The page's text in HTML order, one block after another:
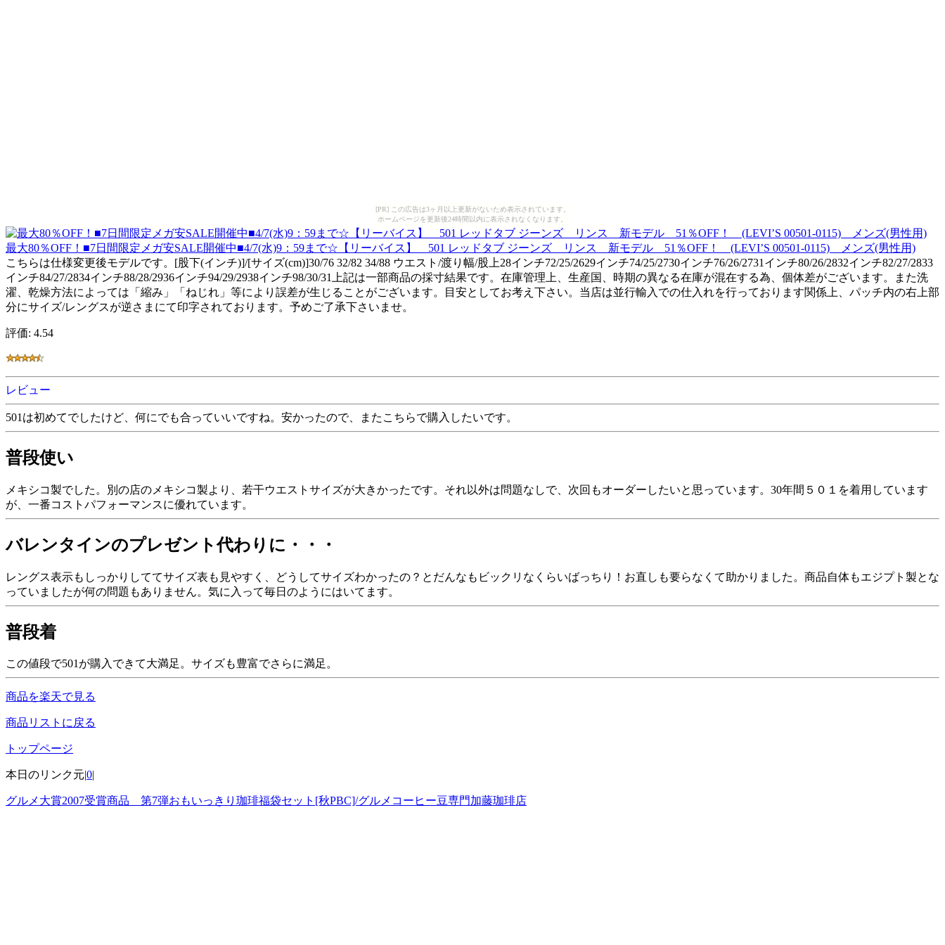
[PR] この広告は3ヶ月以上更新がないため表示されています。
ホームページを更新後24時間以内に表示されなくなります。
最大80％OFF！■7日間限定メガ安SALE開催中■4/7(水)9：59まで☆【リーバイス】 501 レッドタブ ジーンズ リンス 新モデル 51％OFF！ (LEVI’S 00501-0115) メンズ(男性用)
こちらは仕様変更後モデルです。[股下(インチ)]/[サイズ(cm)]30/76 32/82 34/88 ウエスト/渡り幅/股上28インチ72/25/2629インチ74/25/2730インチ76/26/2731インチ80/26/2832インチ82/27/2833
インチ84/27/2834インチ88/28/2936インチ94/29/2938インチ98/30/31上記は一部商品の採寸結果です。在庫管理上、生産国、時期の異なる在庫が混在する為、個体差がございます。また洗
濯、乾燥方法によっては「縮み」「ねじれ」等により誤差が生じることがございます。目安としてお考え下さい。当店は並行輸入での仕入れを行っております関係上、パッチ内の右上部
分にサイズ/レングスが逆さまにて印字されております。予めご了承下さいませ。
評価: 4.54
レビュー
501は初めてでしたけど、何にでも合っていいですね。安かったので、またこちらで購入したいです。
普段使い
メキシコ製でした。別の店のメキシコ製より、若干ウエストサイズが大きかったです。それ以外は問題なしで、次回もオーダーしたいと思っています。30年間５０１を着用しています
が、一番コストパフォーマンスに優れています。
バレンタインのプレゼント代わりに・・・
レングス表示もしっかりしててサイズ表も見やすく、どうしてサイズわかったの？とだんなもビックリなくらいばっちり！お直しも要らなくて助かりました。商品自体もエジプト製とな
っていましたが何の問題もありません。気に入って毎日のようにはいてます。
普段着
この値段で501が購入できて大満足。サイズも豊富でさらに満足。
商品を楽天で見る
商品リストに戻る
トップページ
本日のリンク元|0|
グルメ大賞2007受賞商品 第7弾おもいっきり珈琲福袋セット[秋PBC]/グルメコーヒー豆専門加藤珈琲店